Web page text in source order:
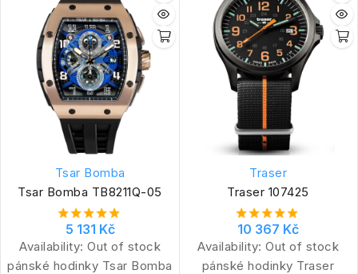
Tsar Bomba
Tsar Bomba TB8211Q-05
5 131 Kč
Availability: Out of stock
pánské hodinky Tsar Bomba
Traser
Traser 107425
10 367 Kč
Availability: Out of stock
pánské hodinky Traser